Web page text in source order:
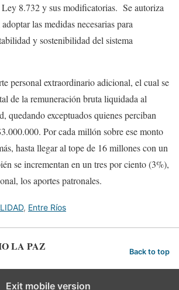
8.732 y sus modificatorias. Se autoriza
las medidas necesarias para
y sostenibilidad del sistema
personal extraordinario adicional, el cual se
de la remuneración bruta liquidada al
quedando exceptuados quienes perciban
Por cada millón sobre ese monto
hasta llegar al tope de 16 millones con un
se incrementan en un tres por ciento (3%),
los aportes patronales.
, Entre Ríos
LA PAZ Back to top
Exit mobile version